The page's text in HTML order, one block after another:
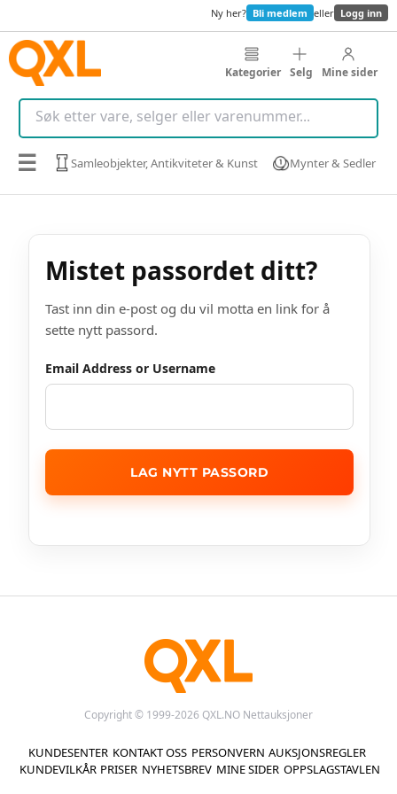
Ny her? Bli medlem eller Logg inn
Kategorier Selg Mine sider
☰ Samleobjekter, Antikviteter & Kunst Mynter & Sedler
Mistet passordet ditt?
Tast inn din e-post og du vil motta en link for å
sette nytt passord.
Email Address or Username
LAG NYTT PASSORD
Copyright © 1999-2026 QXL.NO Nettauksjoner
KUNDESENTER KONTAKT OSS PERSONVERN AUKSJONSREGLER
KUNDEVILKÅR PRISER NYHETSBREV MINE SIDER OPPSLAGSTAVLEN